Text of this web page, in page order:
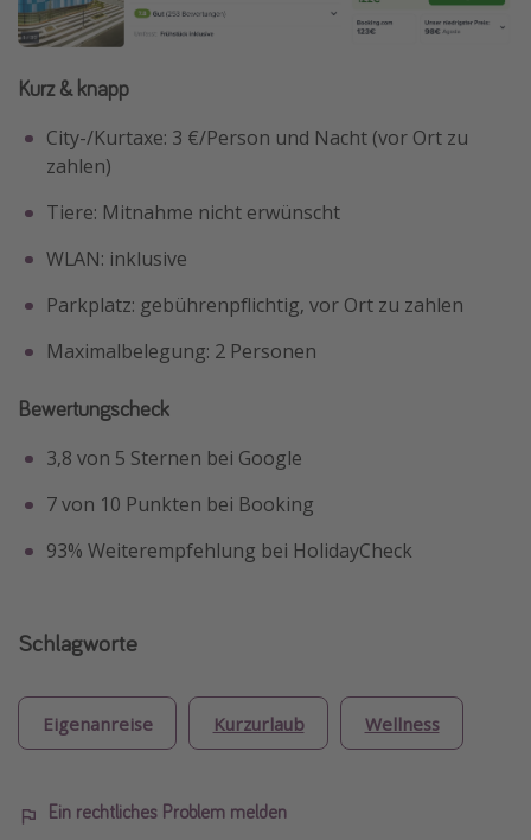
Kurz & knapp
City-/Kurtaxe: 3 €/Person und Nacht (vor Ort zu
zahlen)
Tiere: Mitnahme nicht erwünscht
WLAN: inklusive
Parkplatz: gebührenpflichtig, vor Ort zu zahlen
Maximalbelegung: 2 Personen
Bewertungscheck
3,8 von 5 Sternen bei Google
7 von 10 Punkten bei Booking
93% Weiterempfehlung bei HolidayCheck
Schlagworte
Eigenanreise Kurzurlaub Wellness
Ein rechtliches Problem melden